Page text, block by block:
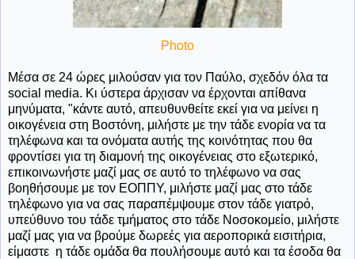
Photo
Μέσα σε 24 ώρες μιλούσαν για τον Παύλο, σχεδόν όλα τα
social media. Κι ύστερα άρχισαν να έρχονται απίθανα
μηνύματα, "κάντε αυτό, απευθυνθείτε εκεί για να μείνει η
οικογένεια στη Βοστόνη, μιλήστε με την τάδε ενορία να τα
τηλέφωνα και τα ονόματα αυτής της κοινότητας που θα
φροντίσει για τη διαμονή της οικογένειας στο εξωτερικό,
επικοινωνήστε μαζί μας σε αυτό το τηλέφωνο να σας
βοηθήσουμε με τον ΕΟΠΠΥ, μιλήστε μαζί μας στο τάδε
τηλέφωνο για να σας παραπέμψουμε στον τάδε γιατρό,
υπεύθυνο του τάδε τμήματος στο τάδε Νοσοκομείο, μιλήστε
μαζί μας για να βρούμε δωρεές για αεροπορικά εισιτήρια,
είμαστε η τάδε ομάδα θα πουλήσουμε αυτό και τα έσοδα θα